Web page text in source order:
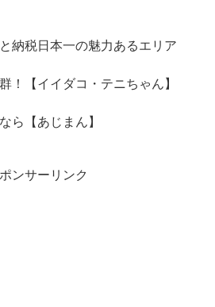
納税日本一の魅力あるエリア
！【イイダコ・テニちゃん】
ら【あじまん】
ンサーリンク